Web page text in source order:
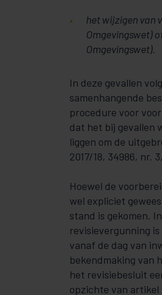
het wijzigen van
Omgevingswet)
Omgevingswet).
In deze gevallen
samenhangende
procedure voor
dat het bij gevallen
liggen om de
2017/18, 34986, nr.
Hoewel de
wel expliciet
stand is gekomen.
revisievergunning
vanaf de dag van
bekendmaking van
het revisiebesluit
opzichte van artikel